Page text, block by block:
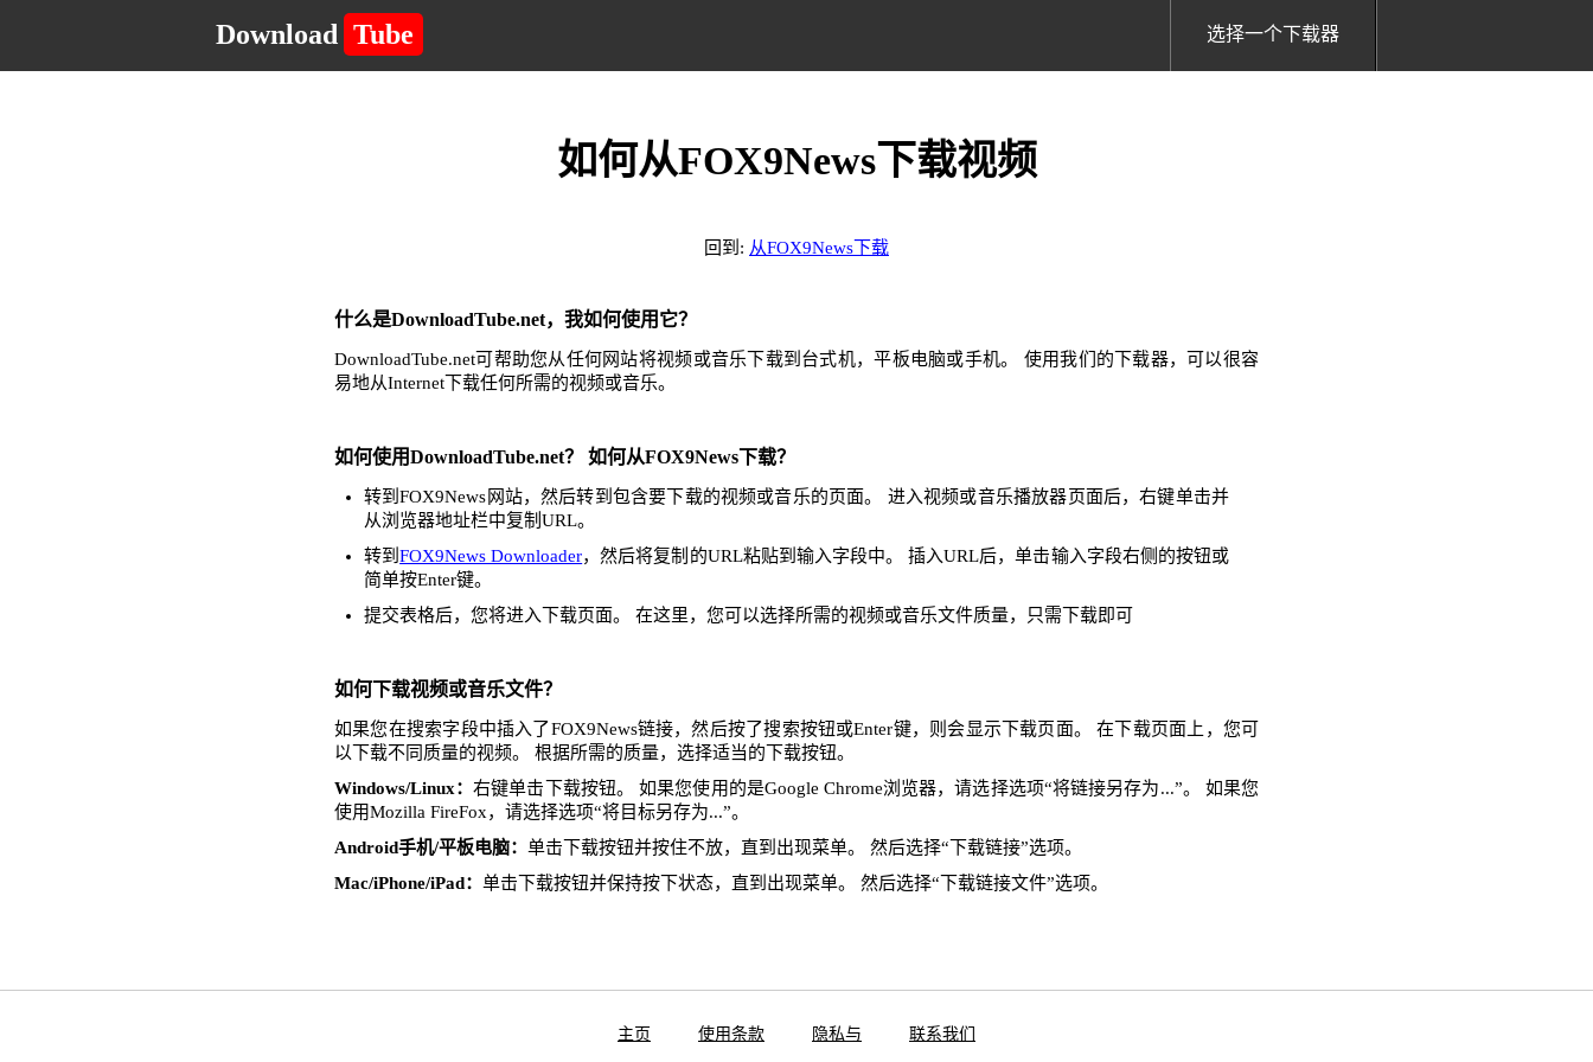
Download Tube 选择一个下载器
如何从FOX9News下载视频
回到: 从FOX9News下载
什么是DownloadTube.net，我如何使用它？
DownloadTube.net可帮助您从任何网站将视频或音乐下载到台式机，平板电脑或手机。 使用我们的下载器，可以很容
易地从Internet下载任何所需的视频或音乐。
如何使用DownloadTube.net？ 如何从FOX9News下载？
转到FOX9News网站，然后转到包含要下载的视频或音乐的页面。 进入视频或音乐播放器页面后，右键单击并
从浏览器地址栏中复制URL。
转到FOX9News Downloader，然后将复制的URL粘贴到输入字段中。 插入URL后，单击输入字段右侧的按钮或
简单按Enter键。
提交表格后，您将进入下载页面。 在这里，您可以选择所需的视频或音乐文件质量，只需下载即可
如何下载视频或音乐文件？
如果您在搜索字段中插入了FOX9News链接，然后按了搜索按钮或Enter键，则会显示下载页面。 在下载页面上，您可
以下载不同质量的视频。 根据所需的质量，选择适当的下载按钮。
Windows/Linux：右键单击下载按钮。 如果您使用的是Google Chrome浏览器，请选择选项“将链接另存为...”。 如果您
使用Mozilla FireFox，请选择选项“将目标另存为...”。
Android手机/平板电脑： 单击下载按钮并按住不放，直到出现菜单。 然后选择“下载链接”选项。
Mac/iPhone/iPad： 单击下载按钮并保持按下状态，直到出现菜单。 然后选择“下载链接文件”选项。
主页 使用条款 隐私与 联系我们